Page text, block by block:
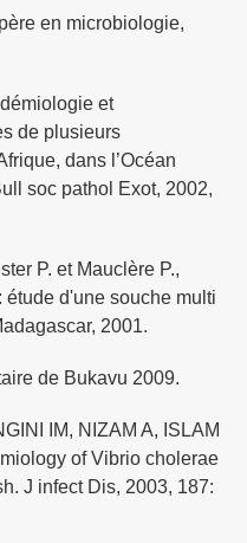
en microbiologie,
et
de plusieurs
dans l’Océan
soc pathol Exot, 2002,
P. et Mauclère P.,
d'une souche multi
2001.
de Bukavu 2009.
IM, NIZAM A, ISLAM
of Vibrio cholerae
J infect Dis, 2003, 187: